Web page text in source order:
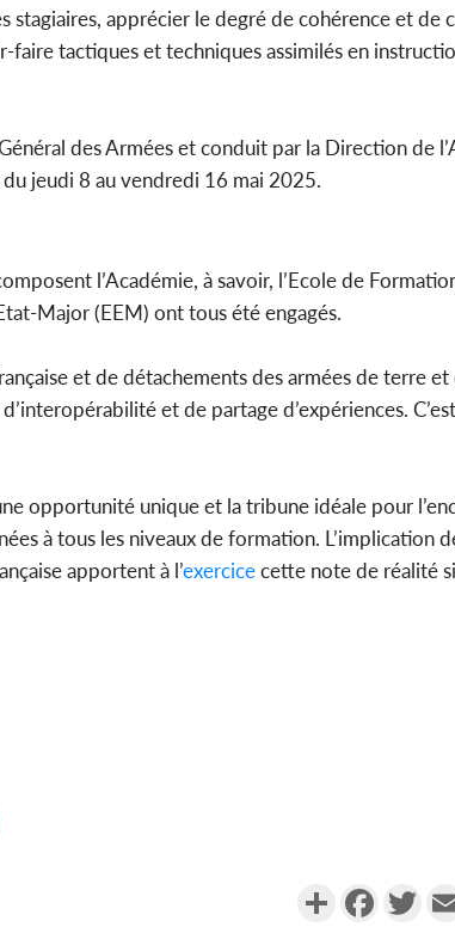
stagiaires, apprécier le degré de cohérence et de
tactiques et techniques assimilés en
des Armées et conduit par la Direction de
jeudi 8 au vendredi 16 mai 2025.
l’Académie, à savoir, l’Ecole de
Major (EEM) ont tous été engagés.
et de détachements des armées de terre et
et de partage d’expériences.
opportunité unique et la tribune idéale pour
à tous les niveaux de formation. L’implication
apportent à l’exercicecette note de réalité
Partager
Côte
sanitaire,